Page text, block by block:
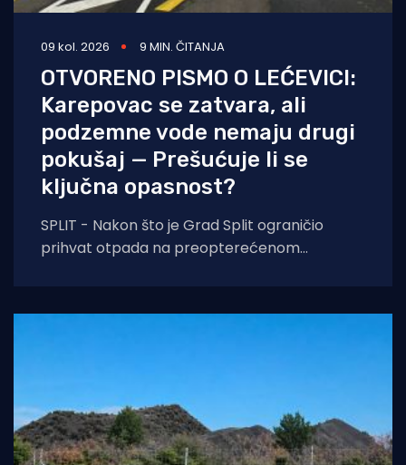
09 kol. 2026 9 MIN. ČITANJA
OTVORENO PISMO O LEĆEVICI:
Karepovac se zatvara, ali
podzemne vode nemaju drugi
pokušaj — Prešućuje li se
ključna opasnost?
SPLIT - Nakon što je Grad Split ograničio
prihvat otpada na preopterećenom